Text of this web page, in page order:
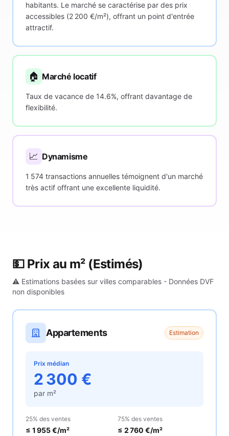
habitants. Le marché se caractérise par des prix
accessibles (2 200 €/m²), offrant un point d'entrée
attractif.
🏠 Marché locatif
Taux de vacance de 14.6%, offrant davantage de
flexibilité.
📈 Dynamisme
1 574 transactions annuelles témoignent d'un marché
très actif offrant une excellente liquidité.
💵 Prix au m² (Estimés)
⚠️ Estimations basées sur villes comparables - Données DVF
non disponibles
Appartements Estimation
Prix médian
2 300 €
par m²
25% des ventes
≤ 1 955€/m²
75% des ventes
≤ 2 760 €/m²